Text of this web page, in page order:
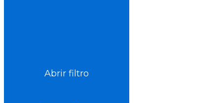
Abrir filtro